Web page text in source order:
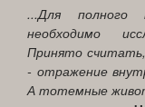
...Для полного
необходимо
Принято
- отражение
А тотемные